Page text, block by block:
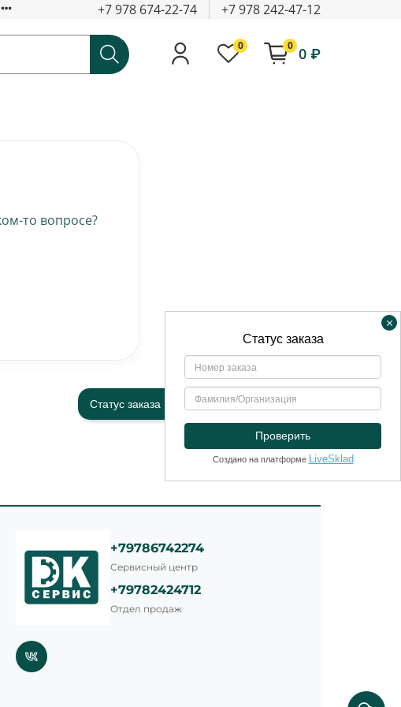
+7 978 674-22-74 +7 978 242-47-12
0 0 0 ₽
то вопросе?
+79786742274
Сервисный центр
+79782424712
Отдел продаж
×
Статус заказа